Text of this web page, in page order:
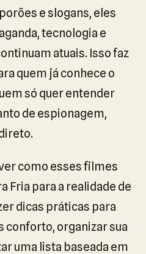
e slogans, eles
tecnologia e
atuais. Isso faz
quem já conhece o
só quer entender
de espionagem,
como esses filmes
Fria para a realidade de
dicas práticas para
conforto, organizar sua
uma lista baseada em